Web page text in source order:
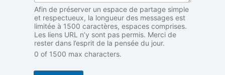
Afin de préserver un espace de partage simple
et respectueux, la longueur des messages est
limitée à 1500 caractères, espaces comprises.
Les liens URL n’y sont pas permis. Merci de
rester dans l’esprit de la pensée du jour.
0 of 1500 max characters.